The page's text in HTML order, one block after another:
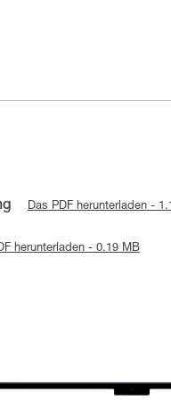
Das PDF herunterladen -
herunterladen - 0.19 MB